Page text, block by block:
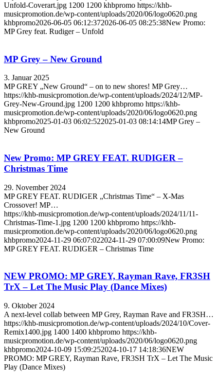
Unfold-Coverart.jpg 1200 1200 khbpromo https://khb-
musicpromotion.de/wp-content/uploads/2020/06/logo0620.png
khbpromo2026-06-05 06:12:372026-06-05 08:25:38New Promo:
MP Grey feat. Rudiger – Unfold
MP Grey – New Ground
3. Januar 2025
MP GREY „New Ground“ – on to new shores! MP Grey…
https://khb-musicpromotion.de/wp-content/uploads/2024/12/MP-
Grey-New-Ground.jpg 1200 1200 khbpromo https://khb-
musicpromotion.de/wp-content/uploads/2020/06/logo0620.png
khbpromo2025-01-03 06:02:522025-01-03 08:14:14MP Grey –
New Ground
New Promo: MP GREY FEAT. RUDIGER –
Christmas Time
29. November 2024
MP GREY FEAT. RUDIGER „Christmas Time“ – X-Mas
Crossover! MP…
https://khb-musicpromotion.de/wp-content/uploads/2024/11/11-
Christmas-Time-1.jpg 1200 1200 khbpromo https://khb-
musicpromotion.de/wp-content/uploads/2020/06/logo0620.png
khbpromo2024-11-29 06:07:022024-11-29 07:00:09New Promo:
MP GREY FEAT. RUDIGER – Christmas Time
NEW PROMO: MP GREY, Rayman Rave, FR3SH
TrX – Let The Music Play (Dance Mixes)
9. Oktober 2024
A next-level collab between MP Grey, Rayman Rave and FR3SH…
https://khb-musicpromotion.de/wp-content/uploads/2024/10/Cover-
Remix1400.jpg 1400 1400 khbpromo https://khb-
musicpromotion.de/wp-content/uploads/2020/06/logo0620.png
khbpromo2024-10-09 15:09:252024-10-17 14:18:36NEW
PROMO: MP GREY, Rayman Rave, FR3SH TrX – Let The Music
Play (Dance Mixes)